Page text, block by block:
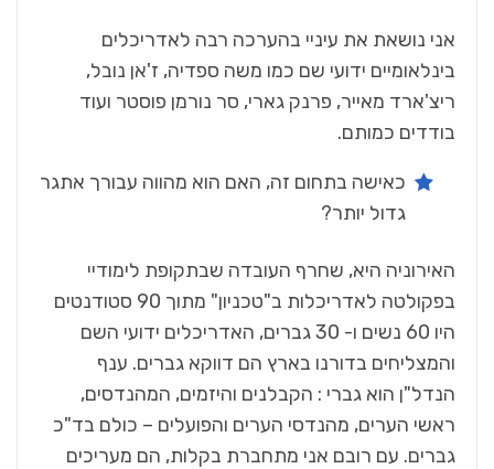
אני נושאת את עיניי בהערכה רבה לאדריכלים
בינלאומיים ידועי שם כמו משה ספדיה, ז'אן נובל,
ריצ'ארד מאייר, פרנק גארי, סר נורמן פוסטר ועוד
בודדים כמותם.
כאישה בתחום זה, האם הוא מהווה עבורך אתגר
גדול יותר?
האירוניה היא, שחרף העובדה שבתקופת לימודיי
בפקולטה לאדריכלות ב"טכניון" מתוך 90 סטודנטים
היו 60 נשים ו- 30 גברים, האדריכלים ידועי השם
והמצליחים בדורנו בארץ הם דווקא גברים. ענף
הנדל"ן הוא גברי : הקבלנים והיזמים, המהנדסים,
ראשי הערים, מהנדסי הערים והפועלים – כולם בד"כ
גברים. עם רובם אני מתחברת בקלות, הם מעריכים